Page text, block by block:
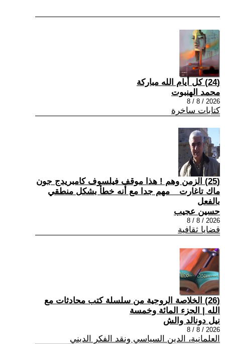
(24) كل أيام الله مباركة
محمد الهنبوت
2026 / 8 / 8
كتابات ساخرة
(25) الزمن وهم ! هذا موقف فيلسوف كامبريدج جون
ماك تاغارت _ مهم جدا مع أنه خطأ بشكل منطقي
بالفعل
حسين عجيب
2026 / 8 / 8
قضايا ثقافية
(26) الخلاصة الروحية من سلسلة كتب محادثات مع
الله | الجزء المائة وخمسة
نيل دونالد والش
2026 / 8 / 8
العلمانية، الدين السياسي ونقد الفكر الديني